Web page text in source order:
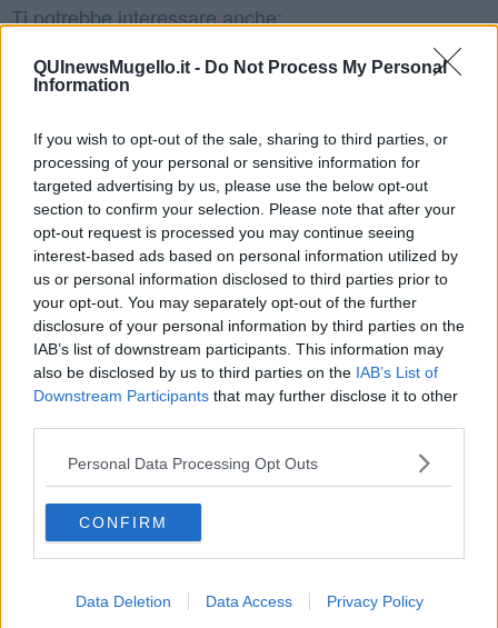
QUInewsMugello.it - Do Not Process My Personal
Information
If you wish to opt-out of the sale, sharing to third parties, or
processing of your personal or sensitive information for
targeted advertising by us, please use the below opt-out
section to confirm your selection. Please note that after your
opt-out request is processed you may continue seeing
interest-based ads based on personal information utilized by
us or personal information disclosed to third parties prior to
your opt-out. You may separately opt-out of the further
disclosure of your personal information by third parties on the
IAB’s list of downstream participants. This information may
also be disclosed by us to third parties on the IAB’s List of
Downstream Participants that may further disclose it to other
Personal Data Processing Opt Outs
CONFIRM
Data Deletion Data Access Privacy Policy
Ti potrebbe interessare anche:
Articoli dal Blog “Pensieri della domenica” di Libero Venturi
​Agorà reloaded
​L’urlo e gli inglesi
Carrà
Può darsi
Europei
Acciaio
Il Presidente
​Il Giro
Insopportabile
​Mentre
Luana
​Ci vuole Fedez
​Cronaca di un vaccino annunciato
​Liberazione
Esternazioni
Nazionali
​Ricorrenze e celebrazioni
​Crapa pelada
​I soliti noti
​Vaccine Easing